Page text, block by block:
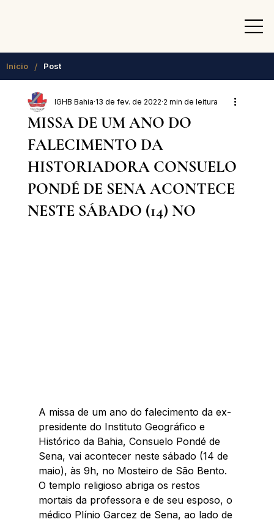
Início / Post
MISSA DE UM ANO DO
FALECIMENTO DA
HISTORIADORA CONSUELO
PONDÉ DE SENA ACONTECE
NESTE SÁBADO (14) NO
IGHB Bahia 13 de fev. de 2022 2 min de leitura
A missa de um ano do falecimento da ex-
presidente do Instituto Geográfico e
Histórico da Bahia, Consuelo Pondé de
Sena, vai acontecer neste sábado (14 de
maio), às 9h, no Mosteiro de São Bento.
O templo religioso abriga os restos
mortais da professora e de seu esposo, o
médico Plínio Garcez de Sena, ao lado de